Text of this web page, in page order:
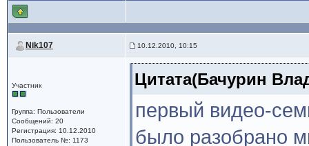
Nik107 10.12.2010, 10:15
Участник
Группа: Пользователи
Сообщений: 20
Регистрация: 10.12.2010
Пользователь №: 1173
Цитата(Бачурин
первый видео-
было разобрано